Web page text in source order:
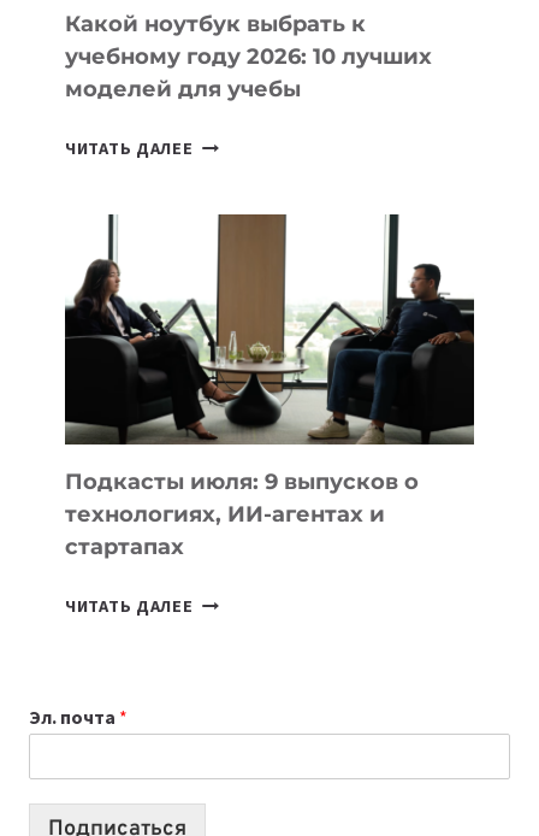
Какой ноутбук выбрать к
учебному году 2026: 10 лучших
моделей для учебы
ЧИТАТЬ ДАЛЕЕ КАКОЙ
УЧЕБНОМУ
ГОДУ
2026:
10
ЛУЧШИХ
МОДЕЛЕЙ
ДЛЯ
УЧЕБЫ
Подкасты июля: 9 выпусков о
технологиях, ИИ-агентах и
стартапах
ЧИТАТЬ ДАЛЕЕ ПОДКАСТЫ
ИИ-
АГЕНТАХ
Эл. почта *
Подписаться